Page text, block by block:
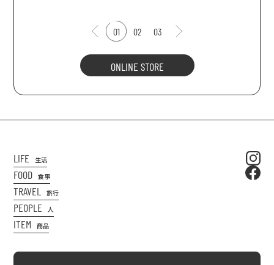
01 02 03
ONLINE STORE
LIFE 生活
FOOD 食事
TRAVEL 旅行
PEOPLE 人
ITEM 商品